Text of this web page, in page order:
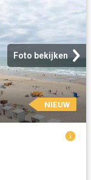
Foto bekijken
NIEUW